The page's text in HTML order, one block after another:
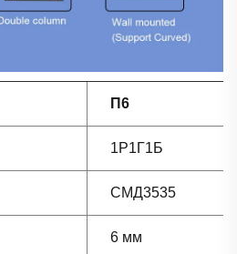
П6
1Р1Г1Б
СМД3535
6 мм